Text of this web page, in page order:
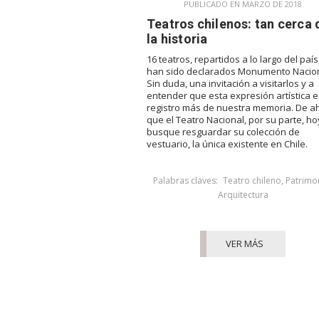
PUBLICADO EN MARZO DE 2018
Teatros chilenos: tan cerca
la historia
16 teatros, repartidos a lo largo del
han sido declarados Monumento
Sin duda, una invitación a visitarlos y a
entender que esta expresión artística
registro más de nuestra memoria. De
que el Teatro Nacional, por su parte,
busque resguardar su colección de
vestuario, la única existente en Chile.
Palabras claves: Teatro chileno,
Arquitectura
VER MÁS